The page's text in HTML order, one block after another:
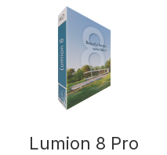
Lumion 8 Pro